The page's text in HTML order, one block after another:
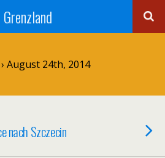
Grenzland
August 24th, 2014
nach Szczecin